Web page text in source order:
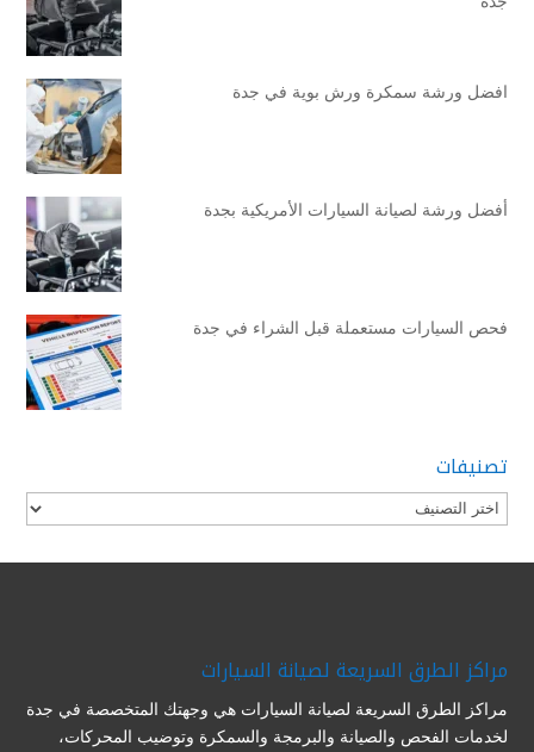
افضل ورشة سمكرة ورش بوية في جدة
أفضل ورشة لصيانة السيارات الأمريكية بجدة
فحص السيارات مستعملة قبل الشراء في جدة
تصنيفات
تصنيفات
مراكز الطرق السريعة لصيانة السيارات
مراكز الطرق السريعة لصيانة السيارات هي وجهتك المتخصصة في جدة
لخدمات الفحص والصيانة والبرمجة والسمكرة وتوضيب المحركات،